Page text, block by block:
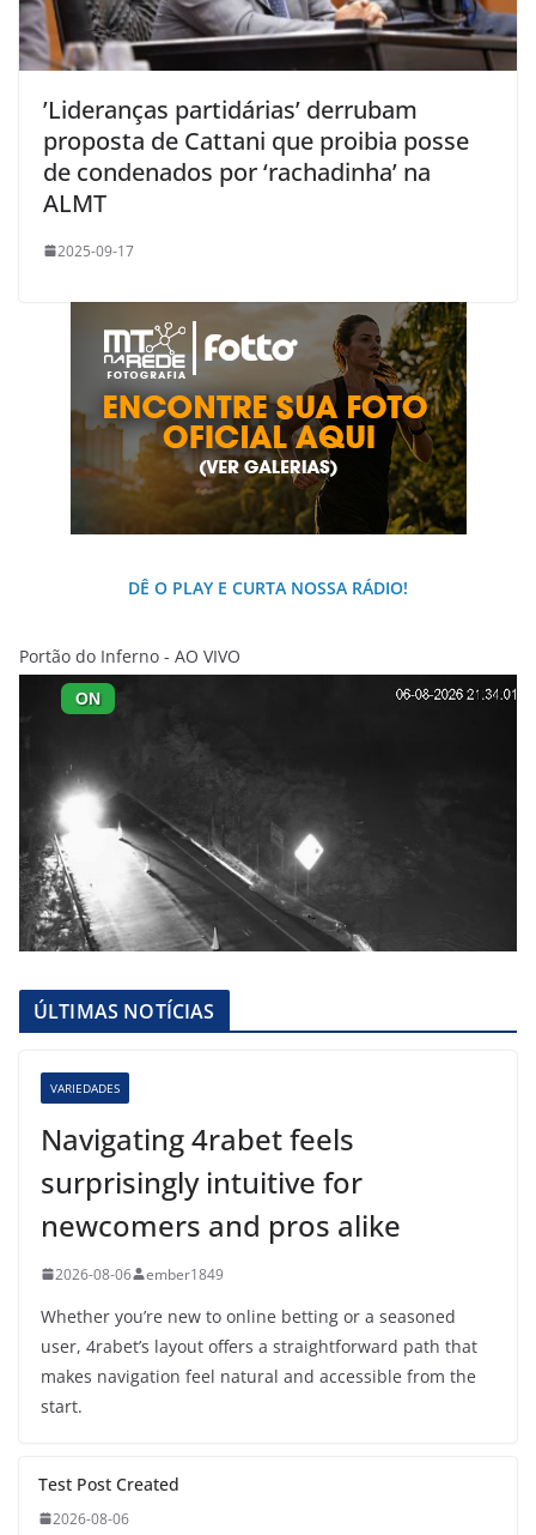
’Lideranças partidárias’ derrubam
proposta de Cattani que proibia posse
de condenados por ‘rachadinha’ na
ALMT
2025-09-17
DÊ O PLAY E CURTA NOSSA RÁDIO!
Portão do Inferno - AO VIVO
ÚLTIMAS NOTÍCIAS
VARIEDADES
Navigating 4rabet feels
surprisingly intuitive for
newcomers and pros alike
2026-08-06 ember1849
Whether you’re new to online betting or a seasoned
user, 4rabet’s layout offers a straightforward path that
makes navigation feel natural and accessible from the
start.
Test Post Created
2026-08-06